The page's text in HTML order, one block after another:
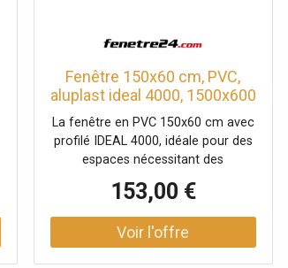
Fenêtre 150x60 cm, PVC,
aluplast ideal 4000, 1500x600
mm, blanc, fenêtre fixe, 1
vantail, double vitrage,
configuration personnalisée
La fenêtre en PVC 150x60 cm avec
profilé IDEAL 4000, idéale pour des
espaces nécessitant des
fenêtre à vantail unique avec
vitrage fixe offre une isolation
thermique optimale grâce à son
double vitrage Ug 1,1 selon NF EN
153,00 €